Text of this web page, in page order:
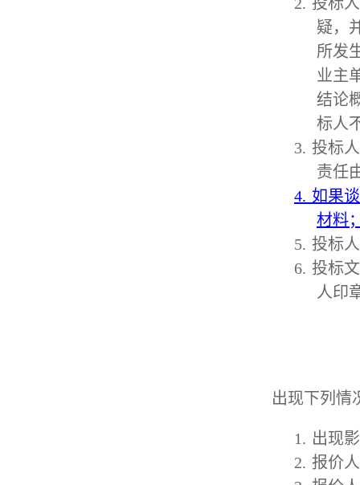
疑，
所发
业主
结论
标人
3. 投标
责任
4. 如果
材料
5. 投标
6. 投标
人印
出现下列情
1. 出现
2. 报价